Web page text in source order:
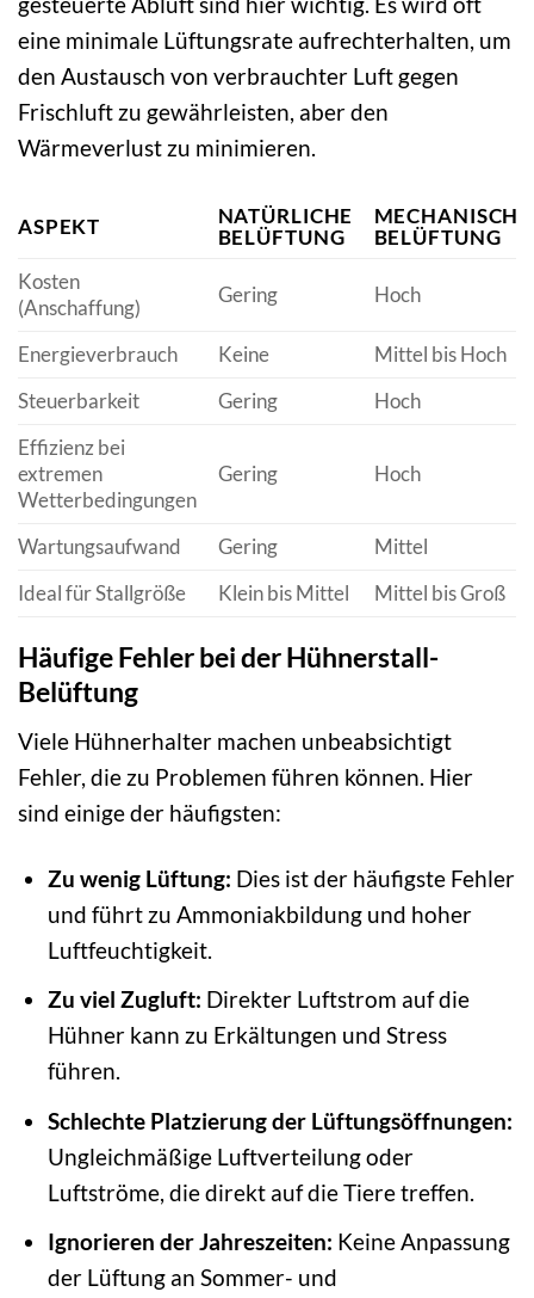
eine minimale Lüftungsrate aufrechterhalten, um
den Austausch von verbrauchter Luft gegen
Frischluft zu gewährleisten, aber den
Wärmeverlust zu minimieren.
ASPEKT
NATÜRLICHE
BELÜFTUNG
MECHANISCHE
BELÜFTUNG
Kosten
(Anschaffung)
Gering Hoch
Energieverbrauch Keine
Mittel bis Hoch
Steuerbarkeit
Gering
Hoch
Effizienz bei
extremen
Wetterbedingungen
Gering Hoch
Wartungsaufwand Gering
Mittel
Ideal für Stallgröße
Klein bis Mittel Mittel bis Groß
Häufige Fehler bei der Hühnerstall-
Belüftung
Viele Hühnerhalter machen unbeabsichtigt
Fehler, die zu Problemen führen können. Hier
sind einige der häufigsten:
Zu wenig Lüftung: Dies ist der häufigste Fehler
und führt zu Ammoniakbildung und hoher
Luftfeuchtigkeit.
Zu viel Zugluft: Direkter Luftstrom auf die
Hühner kann zu Erkältungen und Stress
führen.
Schlechte Platzierung der Lüftungsöffnungen:
Ungleichmäßige Luftverteilung oder
Luftströme, die direkt auf die Tiere treffen.
Ignorieren der Jahreszeiten: Keine Anpassung
der Lüftung an Sommer- und